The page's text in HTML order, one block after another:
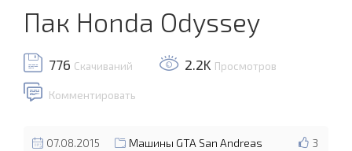
Пак Honda Odyssey
776 Скачиваний 2.2K Просмотров
Комментировать
3
07.08.2015
Машины GTA San Andreas